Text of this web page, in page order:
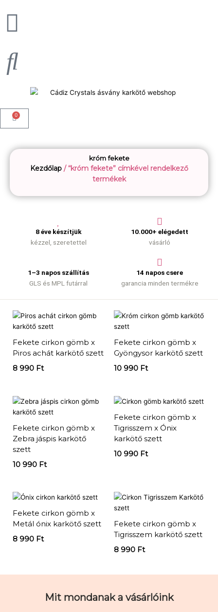
0
Kosár
króm fekete
Kezdőlap/ “króm fekete” címkével rendelkező
termékek
8 éve készítjük
kézzel, szeretettel
10.000+ elégedett
vásárló
1–3 napos szállítás
GLS és MPL futárral
14 napos csere
garancia minden termékre
Fekete cirkon gömb x
Piros achát karkötő szett
8 990 Ft
Fekete cirkon gömb x
Gyöngysor karkötő szett
10 990 Ft
Fekete cirkon gömb x
Zebra jáspis karkötő
szett
10 990 Ft
Fekete cirkon gömb x
Tigrisszem x Ónix
karkötő szett
10 990 Ft
Fekete cirkon gömb x
Metál ónix karkötő szett
8 990 Ft
Fekete cirkon gömb x
Tigrisszem karkötő szett
8 990 Ft
Mit mondanak a vásárlóink